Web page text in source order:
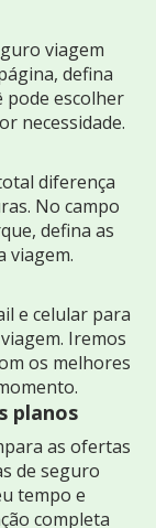
viagem
defina
pode escolher
necessidade.
diferença
No campo
defina as
viagem.
e celular para
Iremos
os melhores
planos
as ofertas
de seguro
tempo e
completa